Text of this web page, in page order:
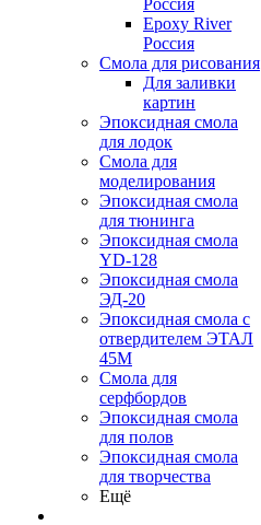
Россия
Epoxy River
Россия
Смола для рисования
Для заливки
картин
Эпоксидная смола
для лодок
Смола для
моделирования
Эпоксидная смола
для тюнинга
Эпоксидная смола
YD-128
Эпоксидная смола
ЭД-20
Эпоксидная смола с
отвердителем ЭТАЛ
45М
Смола для
серфбордов
Эпоксидная смола
для полов
Эпоксидная смола
для творчества
Ещё